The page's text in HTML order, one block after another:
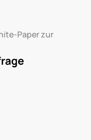
Paper zur